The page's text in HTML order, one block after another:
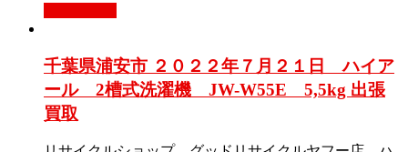
千葉県浦安市 ２０２２年７月２１日 ハイア
ール 2槽式洗濯機 JW-W55E 5,5kg 出張
買取